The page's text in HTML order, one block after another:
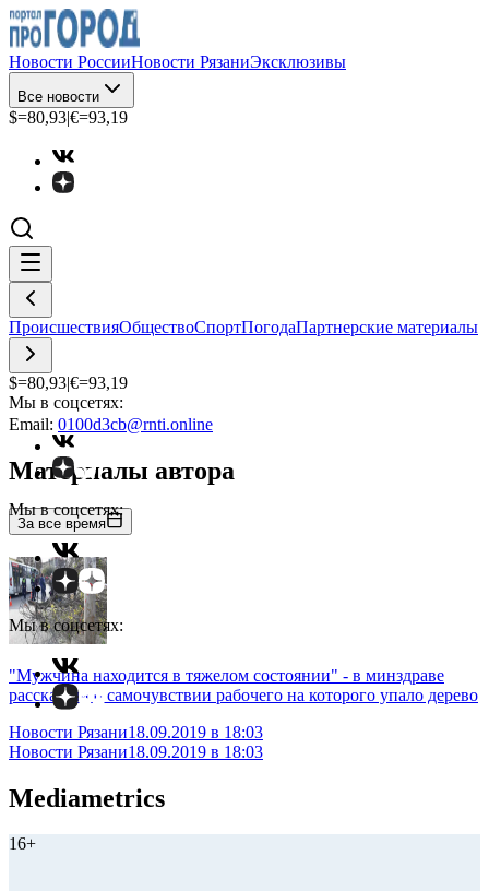
Новости РоссииНовости РязаниЭксклюзивы
Все новости
$=80,93|€=93,19
ПроисшествияОбществоСпортПогодаПартнерские материалы
$=80,93|€=93,19
Мы в соцсетях:
Мы в соцсетях:
Мы в соцсетях:
Email: 0100d3cb@rnti.online
Материалы автора
За все время
"Мужчина находится в тяжелом состоянии" - в минздраве
рассказали о самочувствии рабочего на которого упало дерево
Новости Рязани18.09.2019 в 18:03
Новости Рязани18.09.2019 в 18:03
Mediametrics
16+